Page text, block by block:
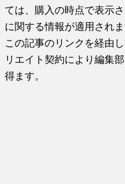
ては、購入の時点で表示
に関する情報が適用されま
この記事のリンクを経由
リエイト契約により編集
得ます。